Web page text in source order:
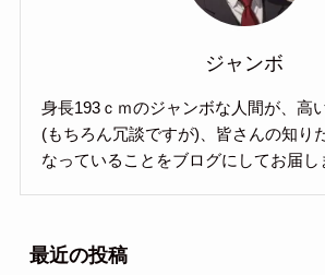
ジャンボ
身長193ｃｍのジャンボな人間が、高
(もちろん冗談ですが)、皆さんの知り
なっていることをブログにしてお届し
最近の投稿